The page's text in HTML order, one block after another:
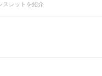
スレットを紹介